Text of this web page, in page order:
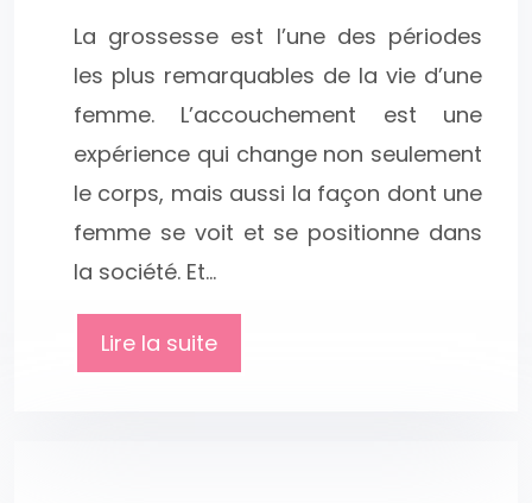
La grossesse est l’une des périodes
les plus remarquables de la vie d’une
femme. L’accouchement est une
expérience qui change non seulement
le corps, mais aussi la façon dont une
femme se voit et se positionne dans
la société. Et…
Lire la suite